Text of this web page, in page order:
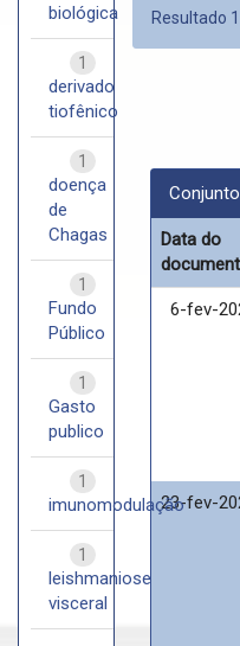
Resultado
Data do
6-fev-
23-fev-
biológica
1
derivado
tiofênico
1
doença
de
Chagas
1
Fundo
Público
1
Gasto
publico
1
imunomodulação
1
leishmaniose
visceral